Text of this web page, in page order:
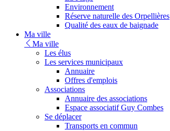
Environnement
Réserve naturelle des Orpellières
Qualité des eaux de baignade
Ma ville
Ma ville
Les élus
Les services municipaux
Annuaire
Offres d'emplois
Associations
Annuaire des associations
Espace associatif Guy Combes
Se déplacer
Transports en commun